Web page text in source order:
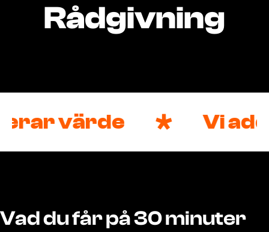
Rådgivning
värde Vi
Vad du får på 30 minuter